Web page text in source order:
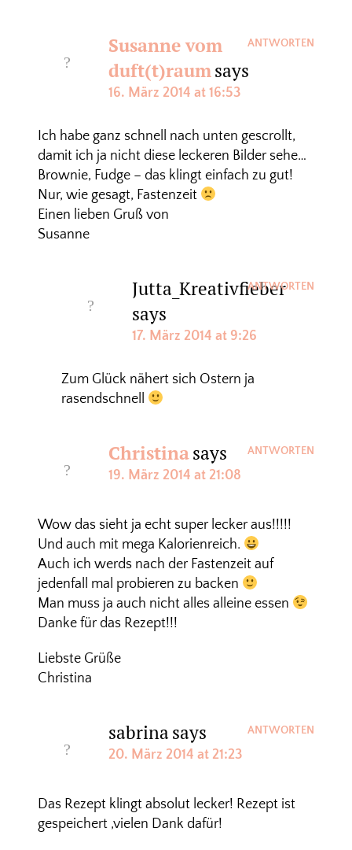
Susanne vom
duft(t)raumsays
16. März 2014 at 16:53
Ich habe ganz schnell nach unten gescrollt,
damit ich ja nicht diese leckeren Bilder sehe…
Brownie, Fudge – das klingt einfach zu gut!
Nur, wie gesagt, Fastenzeit
Einen lieben Gruß von
Susanne
ANTWORTEN
Jutta_Kreativfieber
says
17. März 2014 at 9:26
Zum Glück nähert sich Ostern ja
rasendschnell
ANTWORTEN
Christinasays
19. März 2014 at 21:08
Wow das sieht ja echt super lecker aus!!!!!
Und auch mit mega Kalorienreich.
Auch ich werds nach der Fastenzeit auf
jedenfall mal probieren zu backen
Man muss ja auch nicht alles alleine essen
Danke für das Rezept!!!
Liebste Grüße
Christina
ANTWORTEN
sabrinasays
20. März 2014 at 21:23
Das Rezept klingt absolut lecker! Rezept ist
gespeichert ,vielen Dank dafür!
ANTWORTEN